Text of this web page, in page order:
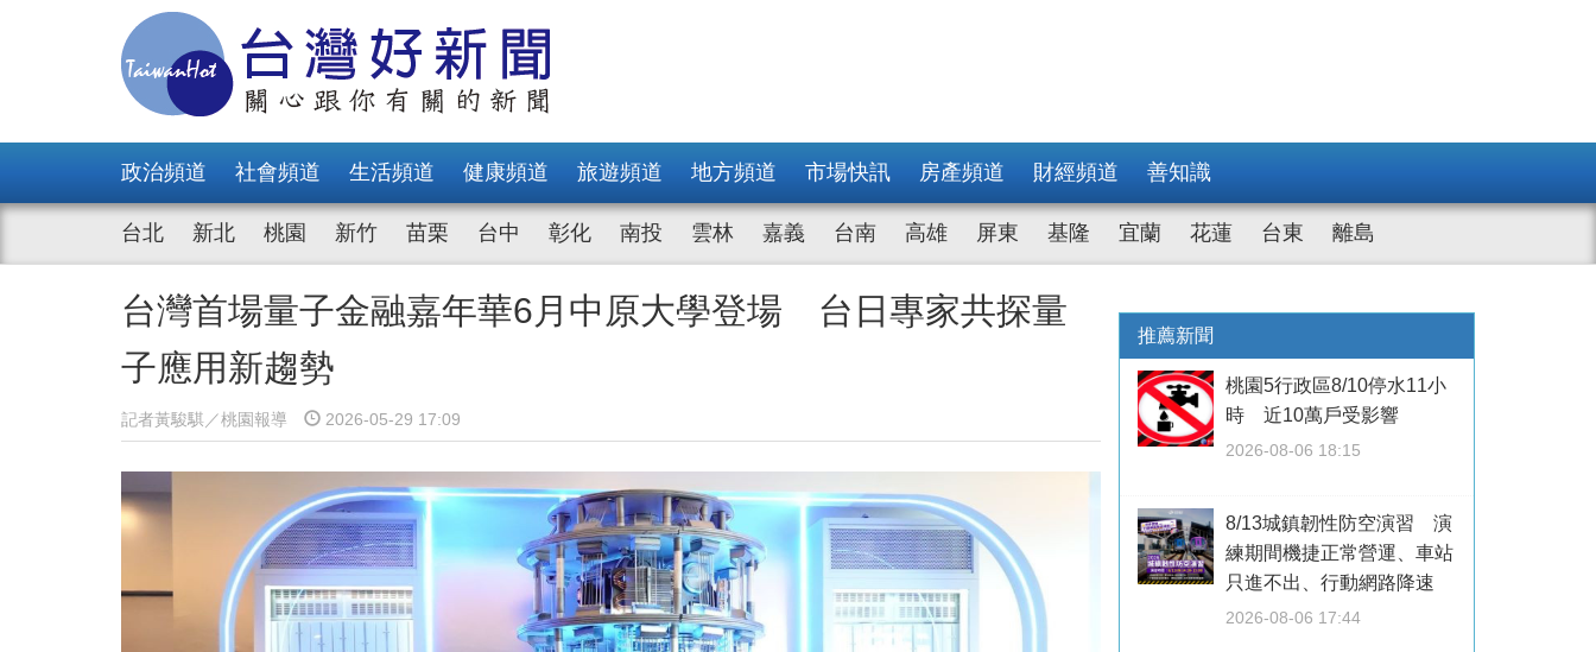
政治頻道 社會頻道 生活頻道 健康頻道 旅遊頻道 地方頻道 市場快訊 房產頻道 財經頻道 善知識
台北 新北 桃園 新竹 苗栗 台中 彰化 南投 雲林 嘉義 台南 高雄 屏東 基隆 宜蘭 花蓮 台東 離島
台灣首場量子金融嘉年華6月中原大學登場 台日專家共探量
子應用新趨勢
記者黃駿騏／桃園報導 2026-05-29 17:09
推薦新聞
桃園5行政區8/10停水11小
時 近10萬戶受影響
2026-08-06 18:15
8/13城鎮韌性防空演習 演
練期間機捷正常營運、車站
只進不出、行動網路降速
2026-08-06 17:44